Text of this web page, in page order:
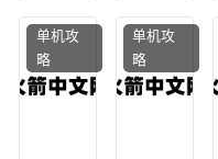
容搭
配，
最强
法师
能，
勇士
的信
仰宠
单机攻
略
单机攻
略